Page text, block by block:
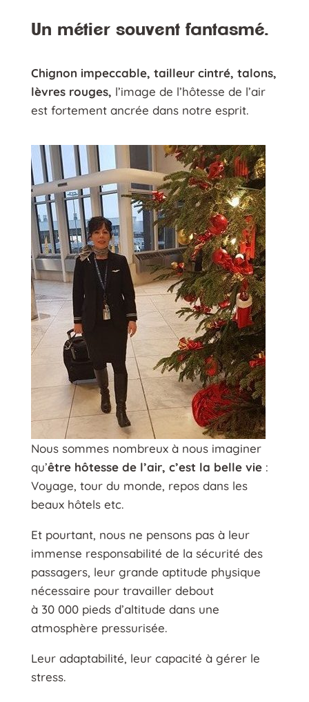
Un métier souvent fantasmé.
Chignon impeccable, tailleur cintré, talons,
lèvres rouges, l’image de l’hôtesse de l’air
est fortement ancrée dans notre esprit.
Nous sommes nombreux à nous imaginer
qu’être hôtesse de l’air, c’est la belle vie:
Voyage, tour du monde, repos dans les
beaux hôtels etc.
Et pourtant, nous ne pensons pas à leur
immense responsabilité de la sécurité des
passagers, leur grande aptitude physique
nécessaire pour travailler debout
à 30 000 pieds d’altitude dans une
atmosphère pressurisée.
Leur adaptabilité, leur capacité à gérer le
stress.